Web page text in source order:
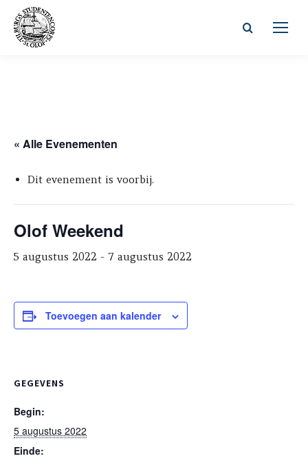
Zoeken:
« Alle Evenementen
Dit evenement is voorbij.
Olof Weekend
5 augustus 2022 - 7 augustus 2022
Toevoegen aan kalender
GEGEVENS
Begin:
5 augustus 2022
Einde: